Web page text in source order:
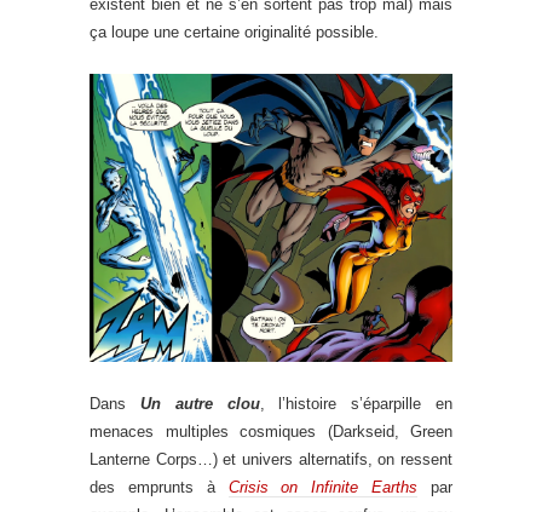
existent bien et ne s’en sortent pas trop mal) mais
ça loupe une certaine originalité possible.
Dans Un autre clou, l’histoire s’éparpille en
menaces multiples cosmiques (Darkseid, Green
Lanterne Corps…) et univers alternatifs, on ressent
des emprunts à Crisis on Infinite Earths par